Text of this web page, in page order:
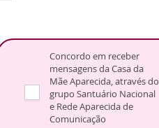
Concordo em receber
mensagens da Casa da
Mãe Aparecida, através do
grupo Santuário Nacional
e Rede Aparecida de
Comunicação